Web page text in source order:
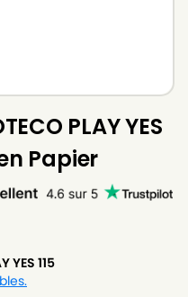
PLAY YES
Papier
YES 115